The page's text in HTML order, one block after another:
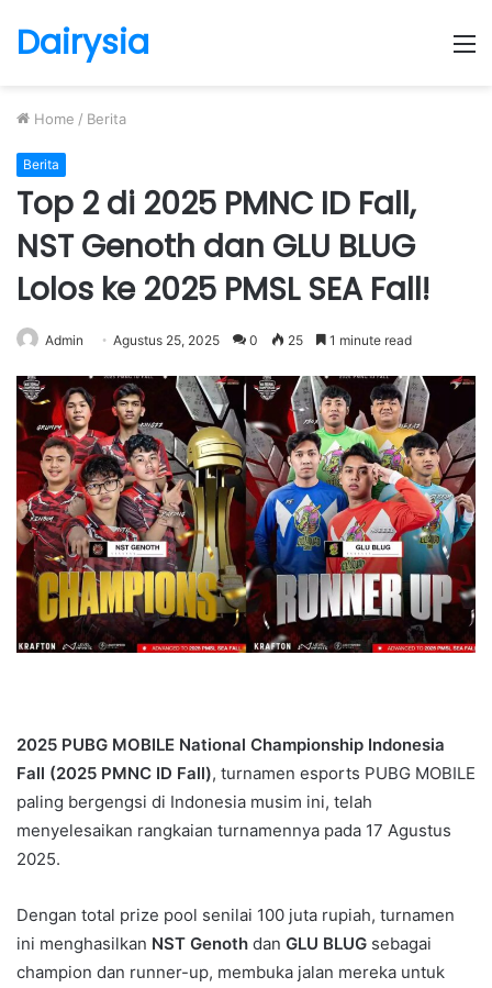
Dairysia
Home / Berita
Berita
Top 2 di 2025 PMNC ID Fall,
NST Genoth dan GLU BLUG
Lolos ke 2025 PMSL SEA Fall!
Admin Agustus 25, 2025 0 25 1 minute read
2025 PUBG MOBILE National Championship Indonesia
Fall (2025 PMNC ID Fall), turnamen esports PUBG MOBILE
paling bergengsi di Indonesia musim ini, telah
menyelesaikan rangkaian turnamennya pada 17 Agustus
2025.
Dengan total prize pool senilai 100 juta rupiah, turnamen
ini menghasilkan NST Genoth dan GLU BLUG sebagai
champion dan runner-up, membuka jalan mereka untuk